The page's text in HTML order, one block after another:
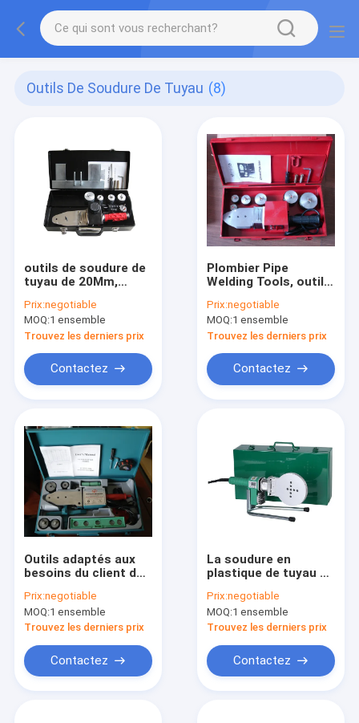
Outils De Soudure De Tuyau (8)
outils de soudure de
tuyau de 20Mm,
par fusion de prise
de 800W PPR
Prix:negotiable
MOQ:1 ensemble
Trouvez les derniers prix
Contactez
Plombier Pipe
Welding Tools, outils
d'installation de
tuyau de PPC PPR
Prix:negotiable
MOQ:1 ensemble
Trouvez les derniers prix
Contactez
Outils adaptés aux
besoins du client de
63mm, outils de
montage de tuyau de
220V Ppr
Prix:negotiable
MOQ:1 ensemble
Trouvez les derniers prix
Contactez
La soudure en
plastique de tuyau de
110mm 2kW pour
chauffer et se
joindre
Prix:negotiable
MOQ:1 ensemble
Trouvez les derniers prix
Contactez